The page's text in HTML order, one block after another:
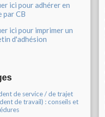
ici pour adhérer en
par CB
ici pour imprimer un
d'adhésion
de service / de trajet
de travail) : conseils et